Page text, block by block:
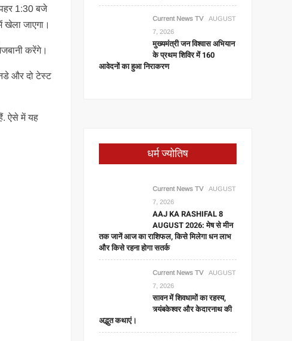
1:30 बजे
जाएगा।
करेंगे।
और दो टेस्ट
हैं. ऐसे में यह
Current News TV
AUGUST
7, 2026
मुख्यमंत्री जन विश्वास अभियान
के प्रथम शिविर में 160
आवेदनों का हुआ निराकरण
धर्म ज्योतिष
Current News TV
AUGUST
7, 2026
AAJ KA RASHIFAL 8
AUGUST 2026: मेष से मीन
तक जानें आज का राशिफल, किसे मिलेगा धन लाभ
और किसे रहना होगा सतर्क
Current News TV
AUGUST
7, 2026
सावन में शिवधामों का रहस्य,
त्र्यंबकेश्वर और केदारनाथ की
अद्भुत कथाएं।